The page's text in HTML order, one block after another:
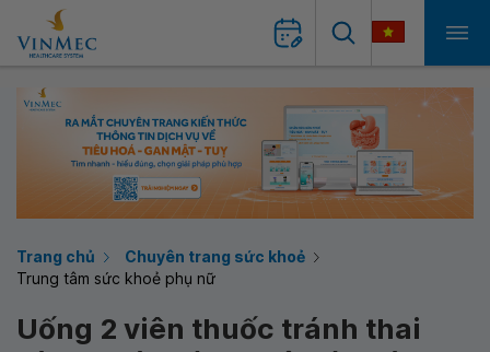
Trang chủ
Chuyên trang sức khoẻ
Trung tâm sức khoẻ phụ nữ
Uống 2 viên thuốc tránh thai